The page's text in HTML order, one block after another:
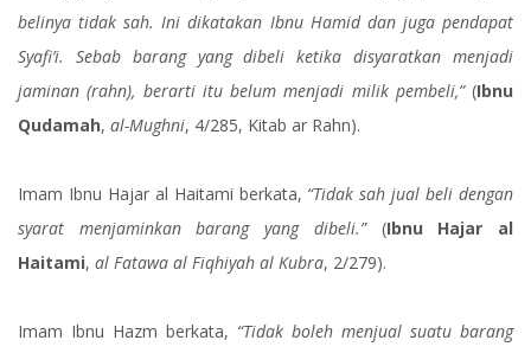
belinya tidak sah. Ini dikatakan Ibnu Hamid dan juga pendapat
Syafi’i. Sebab barang yang dibeli ketika disyaratkan menjadi
jaminan (rahn), berarti itu belum menjadi milik pembeli,”(Ibnu
Qudamah, al-Mughni, 4/285, Kitab ar Rahn).
Imam Ibnu Hajar al Haitami berkata, “Tidak sah jual beli dengan
syarat menjaminkan barang yang dibeli.”(Ibnu Hajar al
Haitami, al Fatawa al Fiqhiyah al Kubra, 2/279).
Imam Ibnu Hazm berkata, “Tidak boleh menjual suatu barang